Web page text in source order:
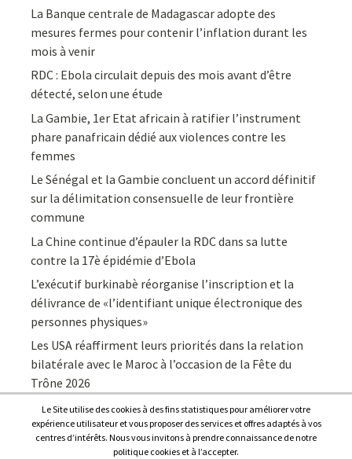
La Banque centrale de Madagascar adopte des
mesures fermes pour contenir l’inflation durant les
mois à venir
RDC : Ebola circulait depuis des mois avant d’être
détecté, selon une étude
La Gambie, 1er Etat africain à ratifier l’instrument
phare panafricain dédié aux violences contre les
femmes
Le Sénégal et la Gambie concluent un accord définitif
sur la délimitation consensuelle de leur frontière
commune
La Chine continue d’épauler la RDC dans sa lutte
contre la 17è épidémie d’Ebola
L’exécutif burkinabè réorganise l’inscription et la
délivrance de «l’identifiant unique électronique des
personnes physiques»
Les USA réaffirment leurs priorités dans la relation
bilatérale avec le Maroc à l’occasion de la Fête du
Trône 2026
Le Site utilise des cookies à des fins statistiques pour améliorer votre
expérience utilisateur et vous proposer des services et offres adaptés à vos
centres d’intérêts. Nous vous invitons à prendre connaissance de notre
politique cookies et à l’accepter.